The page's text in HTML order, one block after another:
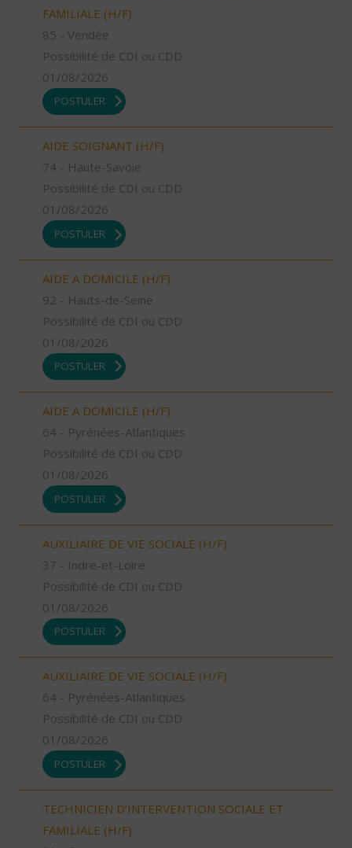
FAMILIALE (H/F)
85 - Vendée
Possibilité de CDI ou CDD
01/08/2026
POSTULER
AIDE SOIGNANT (H/F)
74 - Haute-Savoie
Possibilité de CDI ou CDD
01/08/2026
POSTULER
AIDE A DOMICILE (H/F)
92 - Hauts-de-Seine
Possibilité de CDI ou CDD
01/08/2026
POSTULER
AIDE A DOMICILE (H/F)
64 - Pyrénées-Atlantiques
Possibilité de CDI ou CDD
01/08/2026
POSTULER
AUXILIAIRE DE VIE SOCIALE (H/F)
37 - Indre-et-Loire
Possibilité de CDI ou CDD
01/08/2026
POSTULER
AUXILIAIRE DE VIE SOCIALE (H/F)
64 - Pyrénées-Atlantiques
Possibilité de CDI ou CDD
01/08/2026
POSTULER
TECHNICIEN D’INTERVENTION SOCIALE ET
FAMILIALE (H/F)